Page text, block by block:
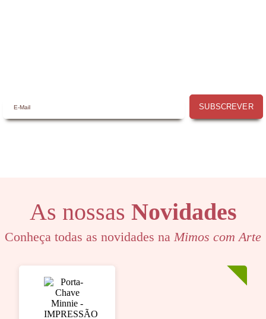
SUBSCREVER
As nossas Novidades
Conheça todas as novidades na Mimos com Arte